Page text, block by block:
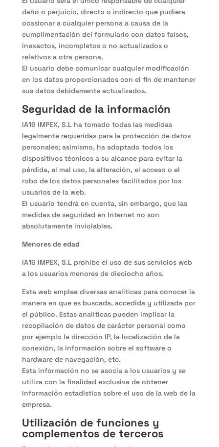
daño o perjuicio, directo o indirecto que pudiera
ocasionar a cualquier persona a causa de la
cumplimentación del formulario con datos falsos,
inexactos, incompletos o no actualizados o
relativos a otra persona.
El usuario debe comunicar cualquier modificación
en los datos proporcionados con el fin de mantener
sus datos debidamente actualizados.
Seguridad de la información
IA16 IMPEX, S.L ha tomado todas las medidas
legalmente requeridas para la protección de datos
personales; asimismo, ha adoptado todos los
dispositivos técnicos a su alcance para evitar la
pérdida, el mal uso, la alteración, el acceso o el
robo de los datos personales facilitados por los
usuarios de la web.
El usuario tendrá en cuenta, sin embargo, que las
medidas de seguridad en Internet no son
absolutamente inviolables.
Menores de edad
IA16 IMPEX, S.L prohíbe el uso de sus servicios web
a los usuarios menores de dieciocho años.
Esta web emplea diversas analíticas para conocer la
manera en que es buscada, accedida y utilizada por
el público. Estas analíticas pueden implicar la
recopilación de datos de carácter personal como
por ejemplo la dirección IP, la localización de la
conexión, la información sobre el software o
hardware de navegación, etc.
Esta información no se asocia a los usuarios y se
utiliza con la finalidad exclusiva de obtener
información estadística sobre el uso de la web de la
empresa.
Utilización de funciones y
complementos de terceros